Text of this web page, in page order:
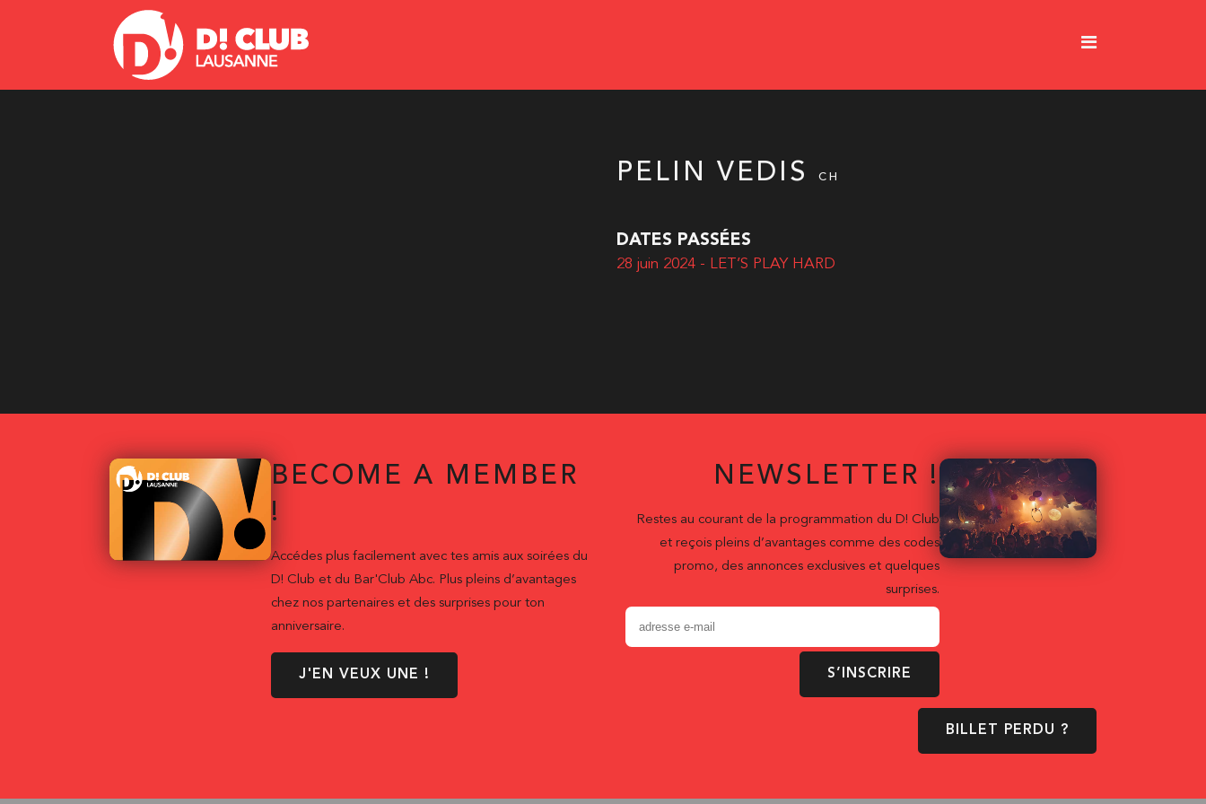
PELIN VEDIS CH
DATES PASSÉES
28 juin 2024 - LET’S PLAY HARD
BECOME A MEMBER
!
Accédes plus facilement avec tes amis aux soirées du
D! Club et du Bar'Club Abc. Plus pleins d’avantages
chez nos partenaires et des surprises pour ton
anniversaire.
J'EN VEUX UNE !
NEWSLETTER !
Restes au courant de la programmation du D! Club
et reçois pleins d’avantages comme des codes
promo, des annonces exclusives et quelques
surprises.
S’INSCRIRE
BILLET PERDU ?